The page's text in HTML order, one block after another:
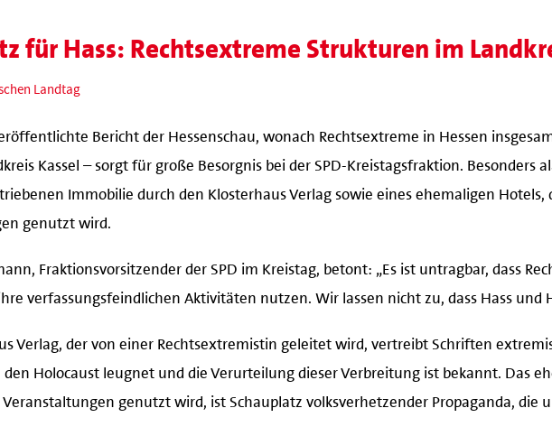
für Hass: Rechtsextreme Strukturen im
Landtag
Bericht der Hessenschau, wonach Rechtsextreme in Hessen
Kassel – sorgt für große Besorgnis bei der SPD-Kreistagsfraktion. Besonders
Immobilie durch den Klosterhaus Verlag sowie eines ehemaligen
genutzt wird.
Fraktionsvorsitzender der SPD im Kreistag, betont: „Es ist untragbar, dass
verfassungsfeindlichen Aktivitäten nutzen. Wir lassen nicht zu, dass Hass und
Verlag, der von einer Rechtsextremistin geleitet wird, vertreibt Schriften
den Holocaust leugnet und die Verurteilung dieser Verbreitung ist bekannt. Das
genutzt wird, ist Schauplatz volksverhetzender Propaganda, die